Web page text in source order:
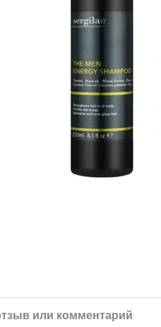
или комментарий